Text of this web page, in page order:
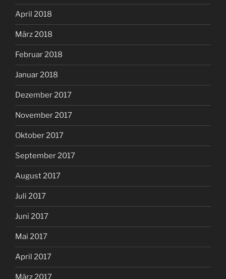
April 2018
März 2018
Februar 2018
Januar 2018
Dezember 2017
November 2017
Oktober 2017
September 2017
August 2017
Juli 2017
Juni 2017
Mai 2017
April 2017
März 2017